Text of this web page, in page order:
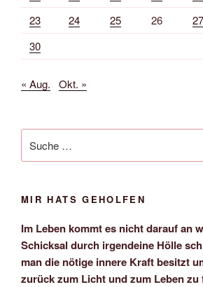
23
24 25 26 27
30
« Aug. Okt. »
nach:
MIR HATS GEHOLFEN
Im Leben kommt es nicht darauf an
Schicksal durch irgendeine Hölle
man die nötige innere Kraft besitzt
zurück zum Licht und zum Leben zu